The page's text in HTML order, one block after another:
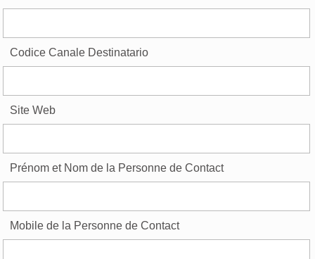
Codice Canale Destinatario
Site Web
Prénom et Nom de la Personne de Contact
Mobile de la Personne de Contact